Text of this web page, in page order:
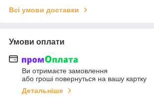
Всі умови доставки
Умови оплати
Ви отримаєте замовлення
або гроші повернуться на вашу картку
Детальніше